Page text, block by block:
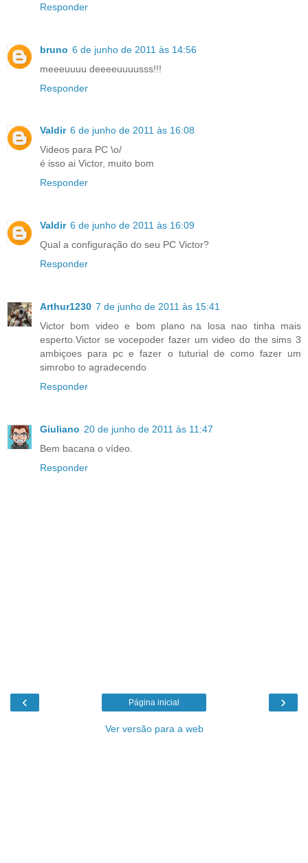
Responder
bruno 6 de junho de 2011 às 14:56
meeeuuuu deeeeuuuusss!!!
Responder
Valdir 6 de junho de 2011 às 16:08
Videos para PC \o/
é isso ai Victor, muito bom
Responder
Valdir 6 de junho de 2011 às 16:09
Qual a configuração do seu PC Victor?
Responder
Arthur1230 7 de junho de 2011 às 15:41
Victor bom video e bom plano na losa nao tinha mais
esperto.Victor se vocepoder fazer um video do the sims 3
ambiçoes para pc e fazer o tuturial de como fazer um
simrobo to agradecendo
Responder
Giuliano 20 de junho de 2011 às 11:47
Bem bacana o vídeo.
Responder
‹ ›
Página inicial
Ver versão para a web